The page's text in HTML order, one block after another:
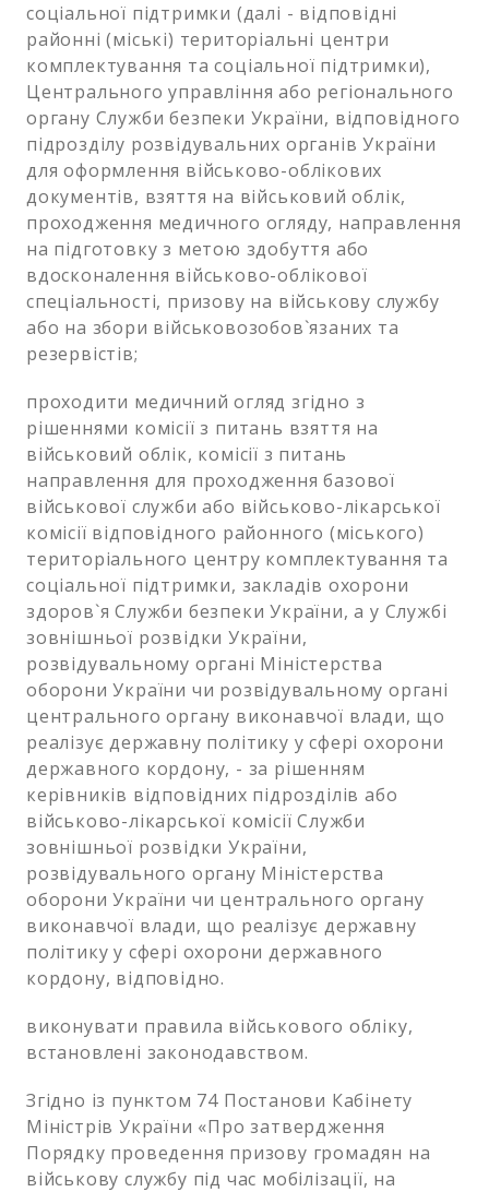
соціальної підтримки (далі - відповідні
районні (міські) територіальні центри
комплектування та соціальної підтримки),
Центрального управління або регіонального
органу Служби безпеки України, відповідного
підрозділу розвідувальних органів України
для оформлення військово-облікових
документів, взяття на військовий облік,
проходження медичного огляду, направлення
на підготовку з метою здобуття або
вдосконалення військово-облікової
спеціальності, призову на військову службу
або на збори військовозобов`язаних та
резервістів;
проходити медичний огляд згідно з
рішеннями комісії з питань взяття на
військовий облік, комісії з питань
направлення для проходження базової
військової служби або військово-лікарської
комісії відповідного районного (міського)
територіального центру комплектування та
соціальної підтримки, закладів охорони
здоров`я Служби безпеки України, а у Службі
зовнішньої розвідки України,
розвідувальному органі Міністерства
оборони України чи розвідувальному органі
центрального органу виконавчої влади, що
реалізує державну політику у сфері охорони
державного кордону, - за рішенням
керівників відповідних підрозділів або
військово-лікарської комісії Служби
зовнішньої розвідки України,
розвідувального органу Міністерства
оборони України чи центрального органу
виконавчої влади, що реалізує державну
політику у сфері охорони державного
кордону, відповідно.
виконувати правила військового обліку,
встановлені законодавством.
Згідно із пунктом 74 Постанови Кабінету
Міністрів України «Про затвердження
Порядку проведення призову громадян на
військову службу під час мобілізації, на